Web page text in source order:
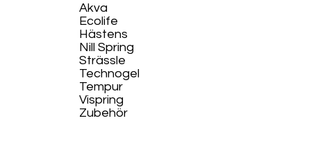
Akva
Ecolife​
Hästens
Nill Spring
Strässle
Technogel
Tempur
Vispring
Zubehör